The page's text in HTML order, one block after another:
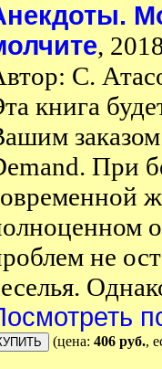
,
С.
книга
При
не
(цена: 406 руб.,